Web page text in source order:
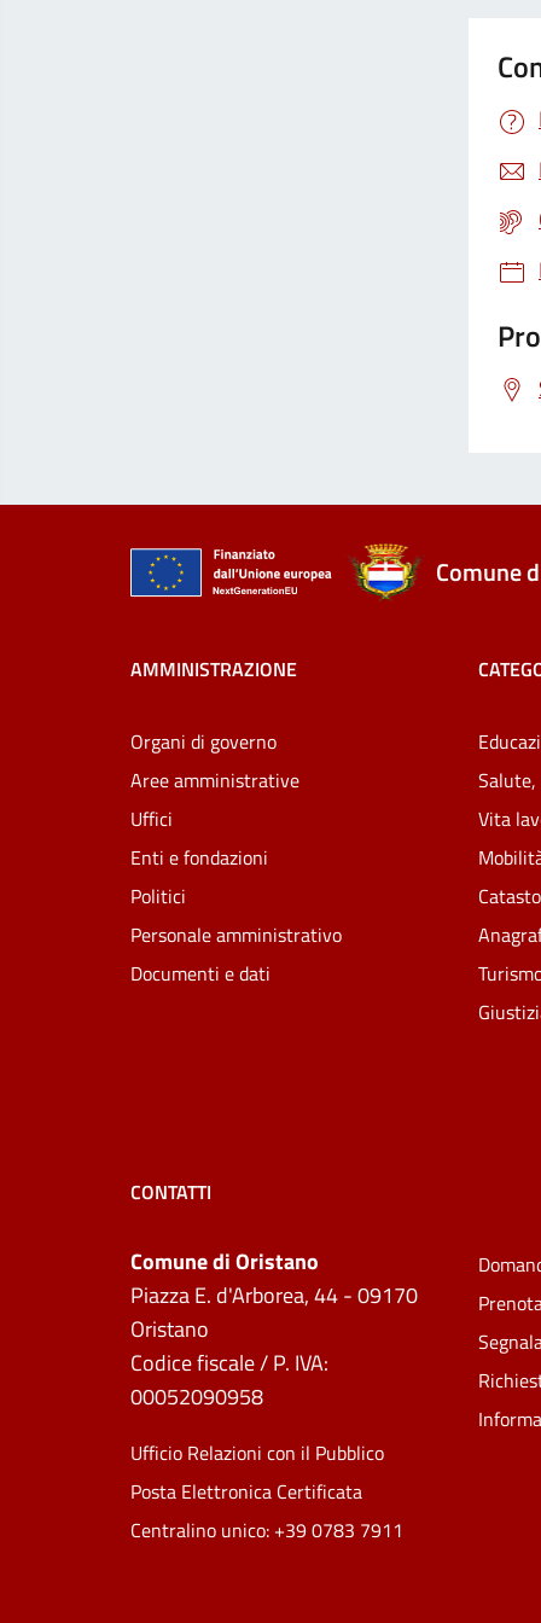
Comune
AMMINISTRAZIONE
Organi di governo
Aree amministrative
Uffici
Enti e fondazioni
Politici
Personale amministrativo
Documenti e dati
Salute,
Vita
CONTATTI
Comune di Oristano
Piazza E. d'Arborea, 44 - 09170
Oristano
Codice fiscale / P. IVA:
00052090958
Ufficio Relazioni con il Pubblico
Posta Elettronica Certificata
Centralino unico: +39 0783 7911